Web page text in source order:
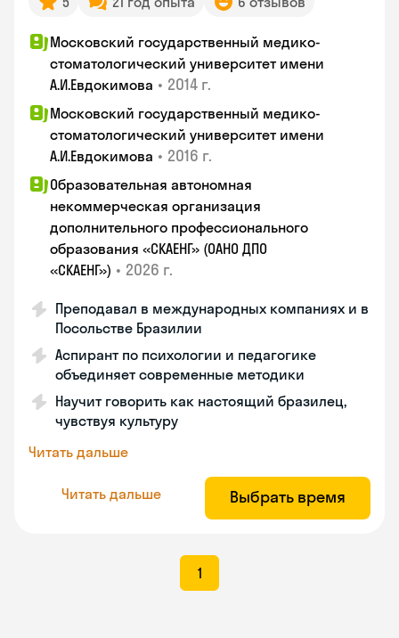
Московский государственный медико-
стоматологический университет имени
А.И.Евдокимова • 2014 г.
Московский государственный медико-
стоматологический университет имени
А.И.Евдокимова • 2016 г.
Образовательная автономная
некоммерческая организация
дополнительного профессионального
образования «СКАЕНГ» (ОАНО ДПО
«СКАЕНГ») • 2026 г.
Преподавал в международных компаниях и в
Посольстве Бразилии
Аспирант по психологии и педагогике
объединяет современные методики
Научит говорить как настоящий бразилец,
чувствуя культуру
Читать дальше
Читать дальше Выбрать время
1